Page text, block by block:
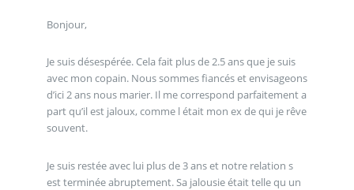
Bonjour,
Je suis désespérée. Cela fait plus de 2.5 ans que je suis
avec mon copain. Nous sommes fiancés et envisageons
d’ici 2 ans nous marier. Il me correspond parfaitement a
part qu’il est jaloux, comme l était mon ex de qui je rêve
souvent.
Je suis restée avec lui plus de 3 ans et notre relation s
est terminée abruptement. Sa jalousie était telle qu un